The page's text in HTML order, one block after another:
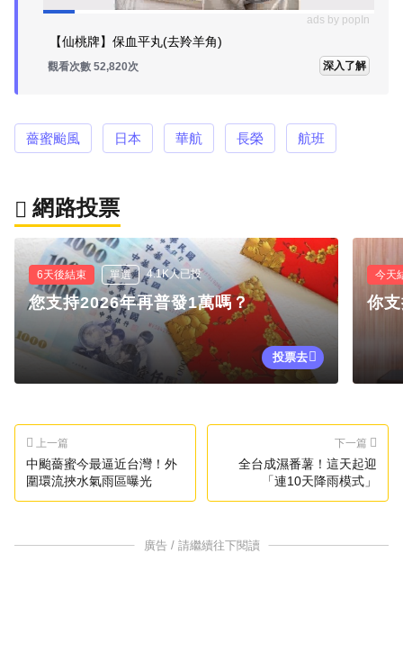
ads by popIn
【仙桃牌】保血平丸(去羚羊角)
觀看次數 52,830次 深入了解
薔蜜颱風 日本 華航 長榮 航班
網路投票
6天後結束 單選 4.1K人已投
您支持2026年再普發1萬嗎？
投票去
今天
你
上一篇
中颱薔蜜今最逼近台灣！外
圍環流挾水氣雨區曝光
下一篇
全台成濕番薯！這天起迎
「連10天降雨模式」
廣告 / 請繼續往下閱讀